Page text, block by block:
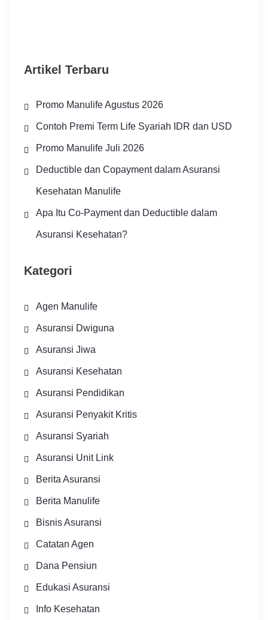
Artikel Terbaru
Promo Manulife Agustus 2026
Contoh Premi Term Life Syariah IDR dan USD
Promo Manulife Juli 2026
Deductible dan Copayment dalam Asuransi
Kesehatan Manulife
Apa Itu Co-Payment dan Deductible dalam
Asuransi Kesehatan?
Kategori
Agen Manulife
Asuransi Dwiguna
Asuransi Jiwa
Asuransi Kesehatan
Asuransi Pendidikan
Asuransi Penyakit Kritis
Asuransi Syariah
Asuransi Unit Link
Berita Asuransi
Berita Manulife
Bisnis Asuransi
Catatan Agen
Dana Pensiun
Edukasi Asuransi
Info Kesehatan